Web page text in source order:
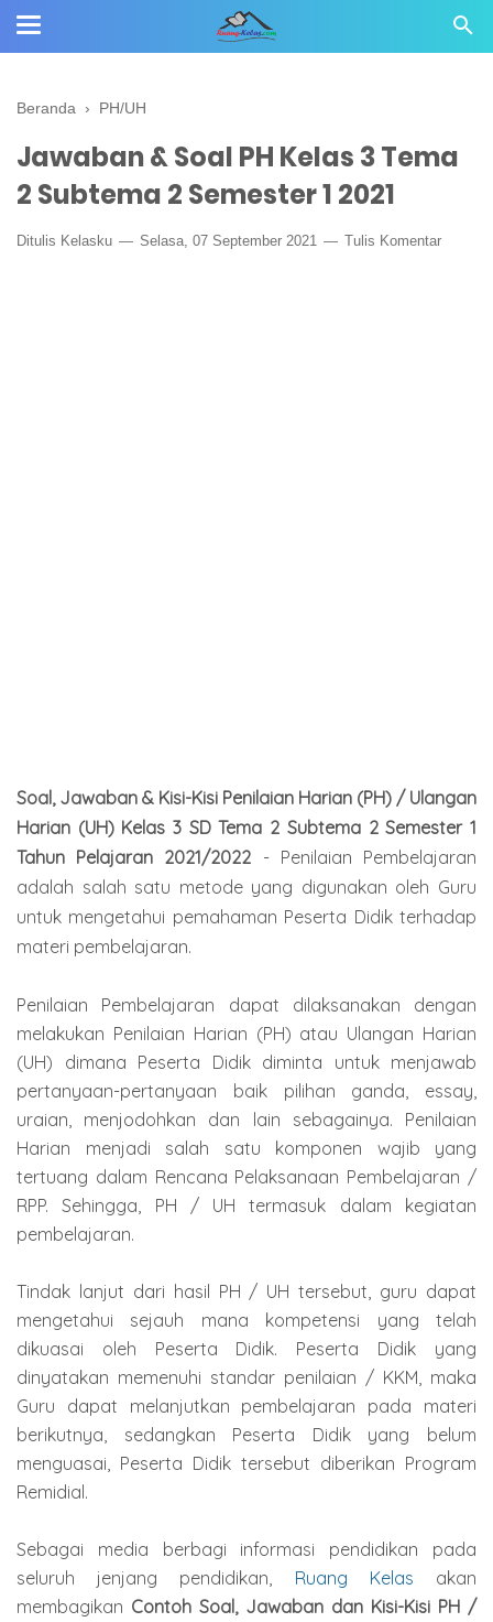
Beranda › PH/UH
Jawaban & Soal PH Kelas 3 Tema
2 Subtema 2 Semester 1 2021
Ditulis Kelasku Selasa, 07 September 2021 Tulis Komentar
Soal, Jawaban & Kisi-Kisi Penilaian Harian (PH) / Ulangan
Harian (UH) Kelas 3 SD Tema 2 Subtema 2 Semester 1
Tahun Pelajaran 2021/2022 - Penilaian Pembelajaran
adalah salah satu metode yang digunakan oleh Guru
untuk mengetahui pemahaman Peserta Didik terhadap
materi pembelajaran.
Penilaian Pembelajaran dapat dilaksanakan dengan
melakukan Penilaian Harian (PH) atau Ulangan Harian
(UH) dimana Peserta Didik diminta untuk menjawab
pertanyaan-pertanyaan baik pilihan ganda, essay,
uraian, menjodohkan dan lain sebagainya. Penilaian
Harian menjadi salah satu komponen wajib yang
tertuang dalam Rencana Pelaksanaan Pembelajaran /
RPP. Sehingga, PH / UH termasuk dalam kegiatan
pembelajaran.
Tindak lanjut dari hasil PH / UH tersebut, guru dapat
mengetahui sejauh mana kompetensi yang telah
dikuasai oleh Peserta Didik. Peserta Didik yang
dinyatakan memenuhi standar penilaian / KKM, maka
Guru dapat melanjutkan pembelajaran pada materi
berikutnya, sedangkan Peserta Didik yang belum
menguasai, Peserta Didik tersebut diberikan Program
Remidial.
Sebagai media berbagi informasi pendidikan pada
seluruh jenjang pendidikan, Ruang Kelas akan
membagikan Contoh Soal, Jawaban dan Kisi-Kisi PH /